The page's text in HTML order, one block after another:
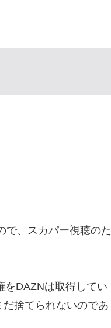
で、スカパー視聴のた
をDAZNは取得してい
捨てられないのであ